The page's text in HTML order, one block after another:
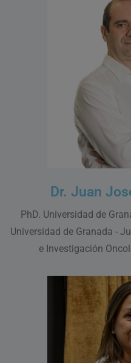
Dr. Juan
PhD. Universidad de
Universidad de Granada -
e Investigación